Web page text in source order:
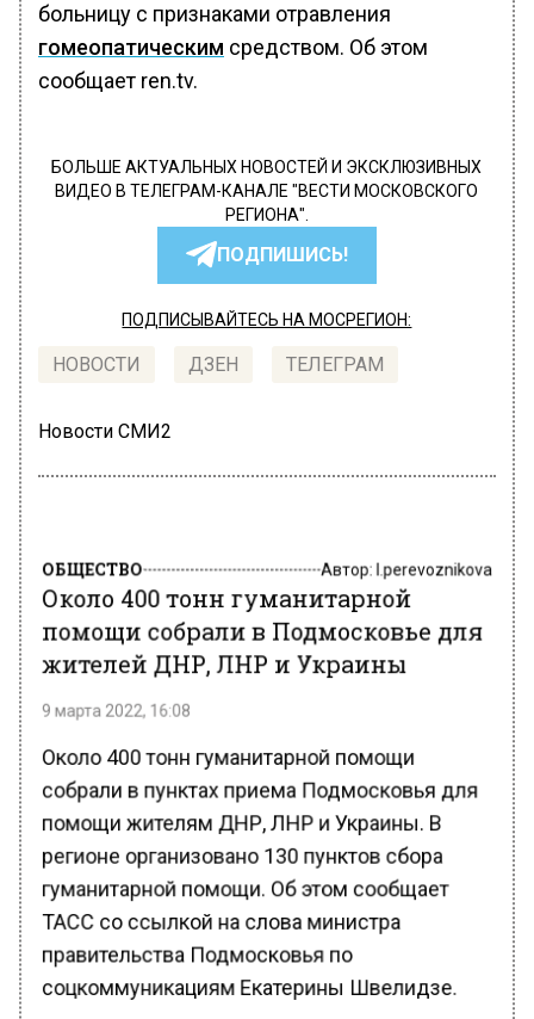
больницу с признаками отравления
гомеопатическим средством. Об этом
сообщает ren.tv.
БОЛЬШЕ АКТУАЛЬНЫХ НОВОСТЕЙ И ЭКСКЛЮЗИВНЫХ
ВИДЕО В ТЕЛЕГРАМ-КАНАЛЕ "ВЕСТИ МОСКОВСКОГО
РЕГИОНА".
ПОДПИШИСЬ!
ПОДПИСЫВАЙТЕСЬ НА МОСРЕГИОН:
НОВОСТИ ДЗЕН ТЕЛЕГРАМ
Новости СМИ2
Около 400 тонн гуманитарной
помощи собрали в Подмосковье для
жителей ДНР, ЛНР и Украины
9 марта 2022, 16:08
Около 400 тонн гуманитарной помощи
собрали в пунктах приема Подмосковья для
помощи жителям ДНР, ЛНР и Украины. В
регионе организовано 130 пунктов сбора
гуманитарной помощи. Об этом сообщает
ТАСС со ссылкой на слова министра
правительства Подмосковья по
соцкоммуникациям Екатерины Швелидзе.